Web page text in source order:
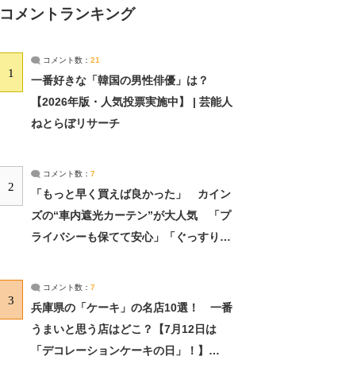
コメントランキング
1
コメント数： 21
一番好きな「韓国の男性俳優」は？
【2026年版・人気投票実施中】 | 芸能人
ねとらぼリサーチ
2
コメント数： 7
「もっと早く買えば良かった」 カイン
ズの“車内遮光カーテン”が大人気 「プ
ライバシーも保てて安心」「ぐっすり眠
3
コメント数： 7
兵庫県の「ケーキ」の名店10選！ 一番
うまいと思う店はどこ？【7月12日は
「デコレーションケーキの日」！】